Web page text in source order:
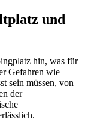
und
hin, was für
Gefahren wie
sein müssen, von
der